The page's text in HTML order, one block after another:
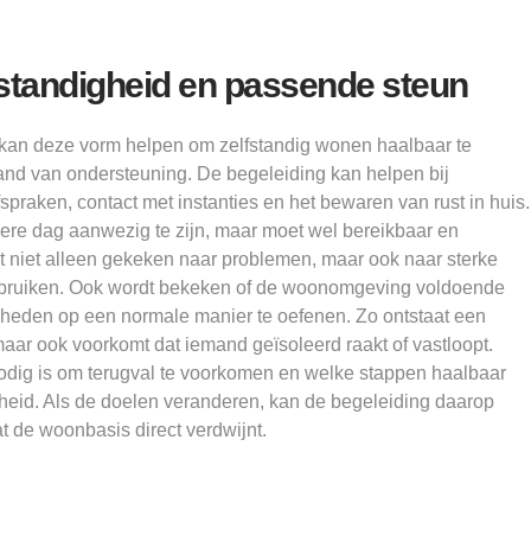
en passende steun
deze vorm helpen om zelfstandig wonen haalbaar te
van ondersteuning. De begeleiding kan helpen bij
contact met instanties en het bewaren van rust in huis.
dag aanwezig te zijn, maar moet wel bereikbaar en
niet alleen gekeken naar problemen, maar ook naar sterke
Ook wordt bekeken of de woonomgeving voldoende
op een normale manier te oefenen. Zo ontstaat een
ook voorkomt dat iemand geïsoleerd raakt of vastloopt.
is om terugval te voorkomen en welke stappen haalbaar
Als de doelen veranderen, kan de begeleiding daarop
de woonbasis direct verdwijnt.